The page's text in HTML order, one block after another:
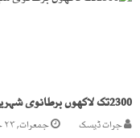
2300تک لاکھوں برطانوی شہریوں کے گھر پانی میں ڈوب سکتے ہیں، محققین
جرات ڈیسک جمعرات, ۲۳ جولائی ۲۰۲۶